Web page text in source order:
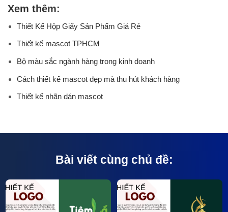
Xem thêm:
Thiết Kế Hộp Giấy Sản Phẩm Giá Rẻ
Thiết kế mascot TPHCM
Bộ màu sắc ngành hàng trong kinh doanh
Cách thiết kế mascot đẹp mà thu hút khách hàng
Thiết kế nhãn dán mascot
Bài viết cùng chủ đề: